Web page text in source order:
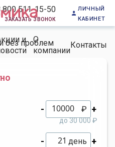
800 511-15-50
заказать звонок
личный
кабинет
и
О
компании
Контакты
без проблем
- ₽ +
до 30 000 ₽
- день +